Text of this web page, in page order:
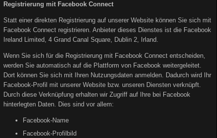
Registrierung mit Facebook Connect
Statt einer direkten Registrierung auf unserer Website können Sie sich mit
Facebook Connect registrieren. Anbieter dieses Dienstes ist die Facebook
Ireland Limited, 4 Grand Canal Square, Dublin 2, Irland.
Wenn Sie sich für die Registrierung mit Facebook Connect entscheiden,
werden Sie automatisch auf die Plattform von Facebook weitergeleitet.
Dort können Sie sich mit Ihren Nutzungsdaten anmelden. Dadurch wird Ihr
Facebook-Profil mit unserer Website bzw. unseren Diensten verknüpft.
Durch diese Verknüpfung erhalten wir Zugriff auf Ihre bei Facebook
hinterlegten Daten. Dies sind vor allem:
Facebook-Name
Facebook-Profilbild